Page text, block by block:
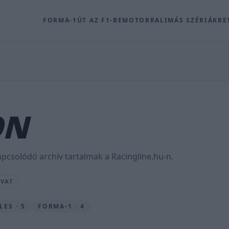
FORMA-1 ÚT AZ F1-BEMOTORRALIMÁS SZÉRIÁK
archív tartalmak a Racingline.hu-n.
· 5 FORMA-1 · 4